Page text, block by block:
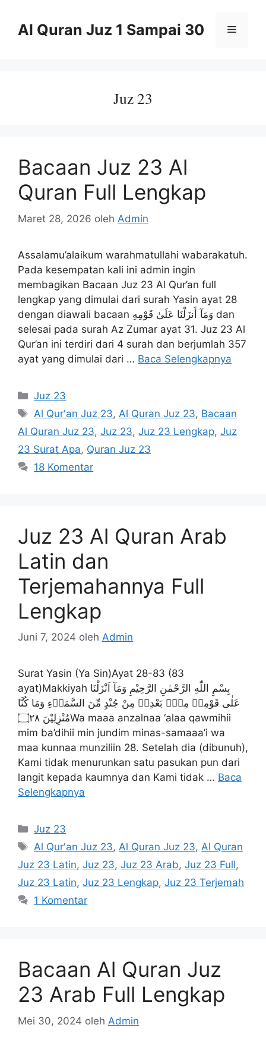
Al Quran Juz 1 Sampai 30 Menu
Juz 23
Bacaan Juz 23 Al
Quran Full Lengkap
Maret 28, 2026 oleh Admin
Assalamu’alaikum warahmatullahi wabarakatuh.
Pada kesempatan kali ini admin ingin
membagikan Bacaan Juz 23 Al Qur’an full
lengkap yang dimulai dari surah Yasin ayat 28
dengan diawali bacaan وَمَآ أَنزَلْنَا عَلَىٰ قَوْمِهِ dan
selesai pada surah Az Zumar ayat 31. Juz 23 Al
Qur’an ini terdiri dari 4 surah dan berjumlah 357
ayat yang dimulai dari … Baca Selengkapnya
Kategori
Juz 23
Tag
Al Qur'an Juz 23, Al Quran Juz 23, Bacaan
Al Quran Juz 23, Juz 23, Juz 23 Lengkap, Juz
23 Surat Apa, Quran Juz 23
18 Komentar
Juz 23 Al Quran Arab
Latin dan
Terjemahannya Full
Lengkap
Juni 7, 2024 oleh Admin
Surat Yasin (Ya Sin)Ayat 28-83 (83
ayat)Makkiyah بِسْمِ اللّٰهِ الرَّحْمٰنِ الرَّحِيْمِ وَمَآ اَنْزَلْنَا
عَلٰى قَوْمِهٖ مِنْۢ بَعْدِهٖ مِنْ جُنْدٍ مِّنَ السَّمَاۤءِ وَمَا كُنَّا
مُنْزِلِيْنَ ۝۲۸Wa maaa anzalnaa ‘alaa qawmihii
mim ba’dihii min jundim minas-samaaa’i wa
maa kunnaa munziliin 28. Setelah dia (dibunuh),
Kami tidak menurunkan satu pasukan pun dari
langit kepada kaumnya dan Kami tidak … Baca
Selengkapnya
Kategori
Juz 23
Tag
Al Qur'an Juz 23,Al Quran Juz 23,Al Quran
Juz 23 Latin, Juz 23, Juz 23 Arab, Juz 23 Full,
Juz 23 Latin, Juz 23 Lengkap, Juz 23 Terjemah
1 Komentar
Bacaan Al Quran Juz
23 Arab Full Lengkap
Mei 30, 2024 oleh Admin